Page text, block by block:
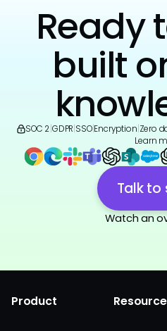
Ready
built
SOC 2 GDPR SSO|Encryption Zero
Learn
Talk to
Watch an
Product